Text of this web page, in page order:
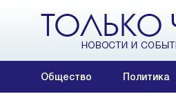
Общество Политика